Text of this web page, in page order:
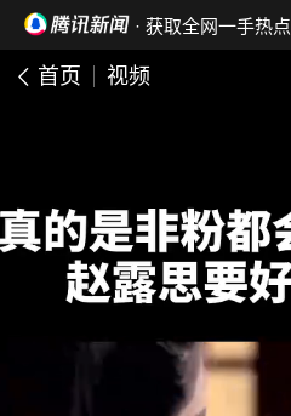
· 获取全网一手热点
首页 视频